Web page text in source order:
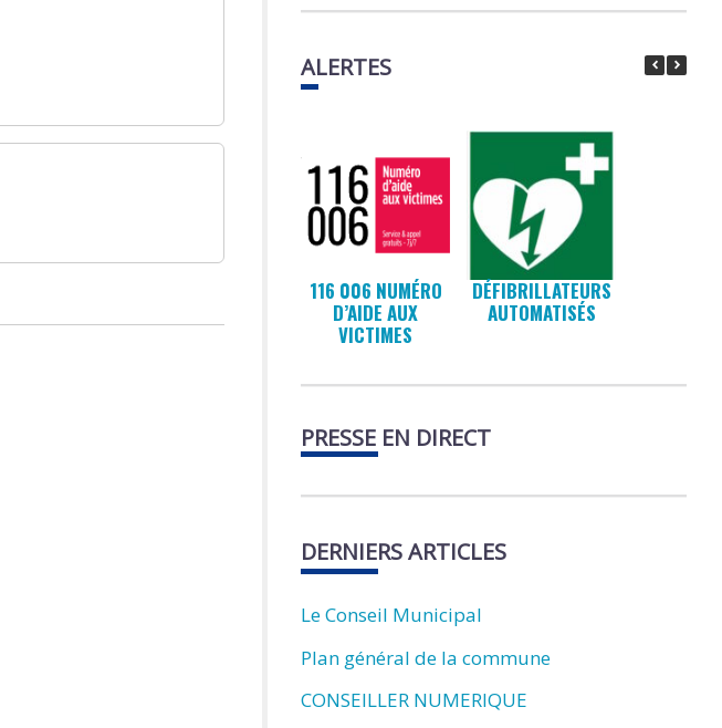
ALERTES
116 006 NUMÉRO
D’AIDE AUX
VICTIMES
DÉFIBRILLATEURS
AUTOMATISÉS
PRESSE EN DIRECT
DERNIERS ARTICLES
Le Conseil Municipal
Plan général de la commune
CONSEILLER NUMERIQUE